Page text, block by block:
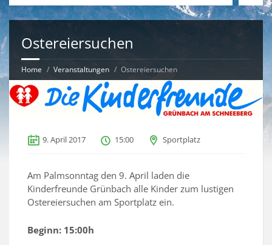
Ostereiersuchen
Home Veranstaltungen Ostereiersuchen
9. April 2017 15:00 Sportplatz
Am Palmsonntag den 9. April laden die
Kinderfreunde Grünbach alle Kinder zum lustigen
Ostereiersuchen am Sportplatz ein.
Beginn: 15:00h